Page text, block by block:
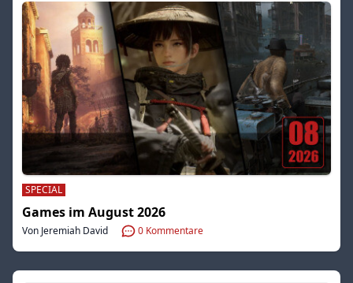
SPECIAL
Games im August 2026
Von Jeremiah David 0 Kommentare